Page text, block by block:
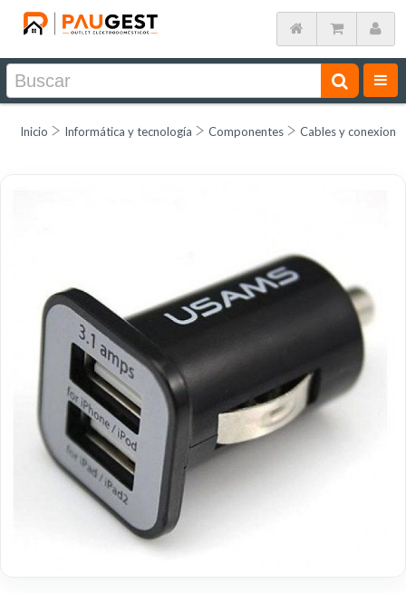
Inicio Informática y tecnología Componentes Cables y